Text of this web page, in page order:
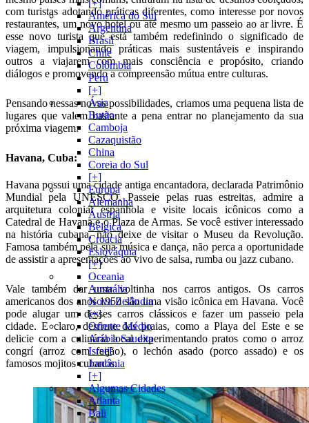
[+]
América do Sul
Argentina
Brasil
Chile
Colômbia
Peru
[+]
Ásia
Butão
Camboja
Cazaquistão
China
Coreia do Sul
[+]
Europa
Alemanha
Áustria
Bélgica
Croácia
Eslováquia
[+]
Oceania
Austrália
Nova Zelândia
[+]
Oriente Médio
Arábia Saudita
Israel
Jordânia
[+]
Algumas Cidades
Atlanta
Bali
com turistas adotando práticas diferentes, como interesse por novos
restaurantes, um novo hotel ou até mesmo um passeio ao ar livre. É
esse novo turista que está também redefinindo o significado de
viagem, impulsionando práticas mais sustentáveis e inspirando
outros a viajarem com mais consciência e propósito, criando
diálogos e promovendo a compreensão mútua entre culturas.
Pensando nessas novas possibilidades, criamos uma pequena lista de
lugares que valem bastante a pena entrar no planejamento da sua
próxima viagem:
Havana, Cuba:
Havana possui uma cidade antiga encantadora, declarada Patrimônio
Mundial pela UNESCO. Passeie pelas ruas estreitas, admire a
arquitetura colonial espanhola e visite locais icônicos como a
Catedral de Havana e o Plaza de Armas. Se você estiver interessado
na história cubana, não deixe de visitar o Museu da Revolução.
Famosa também pela sua música e dança, não perca a oportunidade
de assistir a apresentações ao vivo de salsa, rumba ou jazz cubano.
Vale também dar uma voltinha nos carros antigos. Os carros
americanos dos anos 1950 são uma visão icônica em Havana. Você
pode alugar um desses carros clássicos e fazer um passeio pela
cidade. E claro, desfrute das praias, como a Playa del Este e se
delicie com a culinária local experimentando pratos como o arroz
congrí (arroz com feijão), o lechón asado (porco assado) e os
famosos mojitos cubanos.